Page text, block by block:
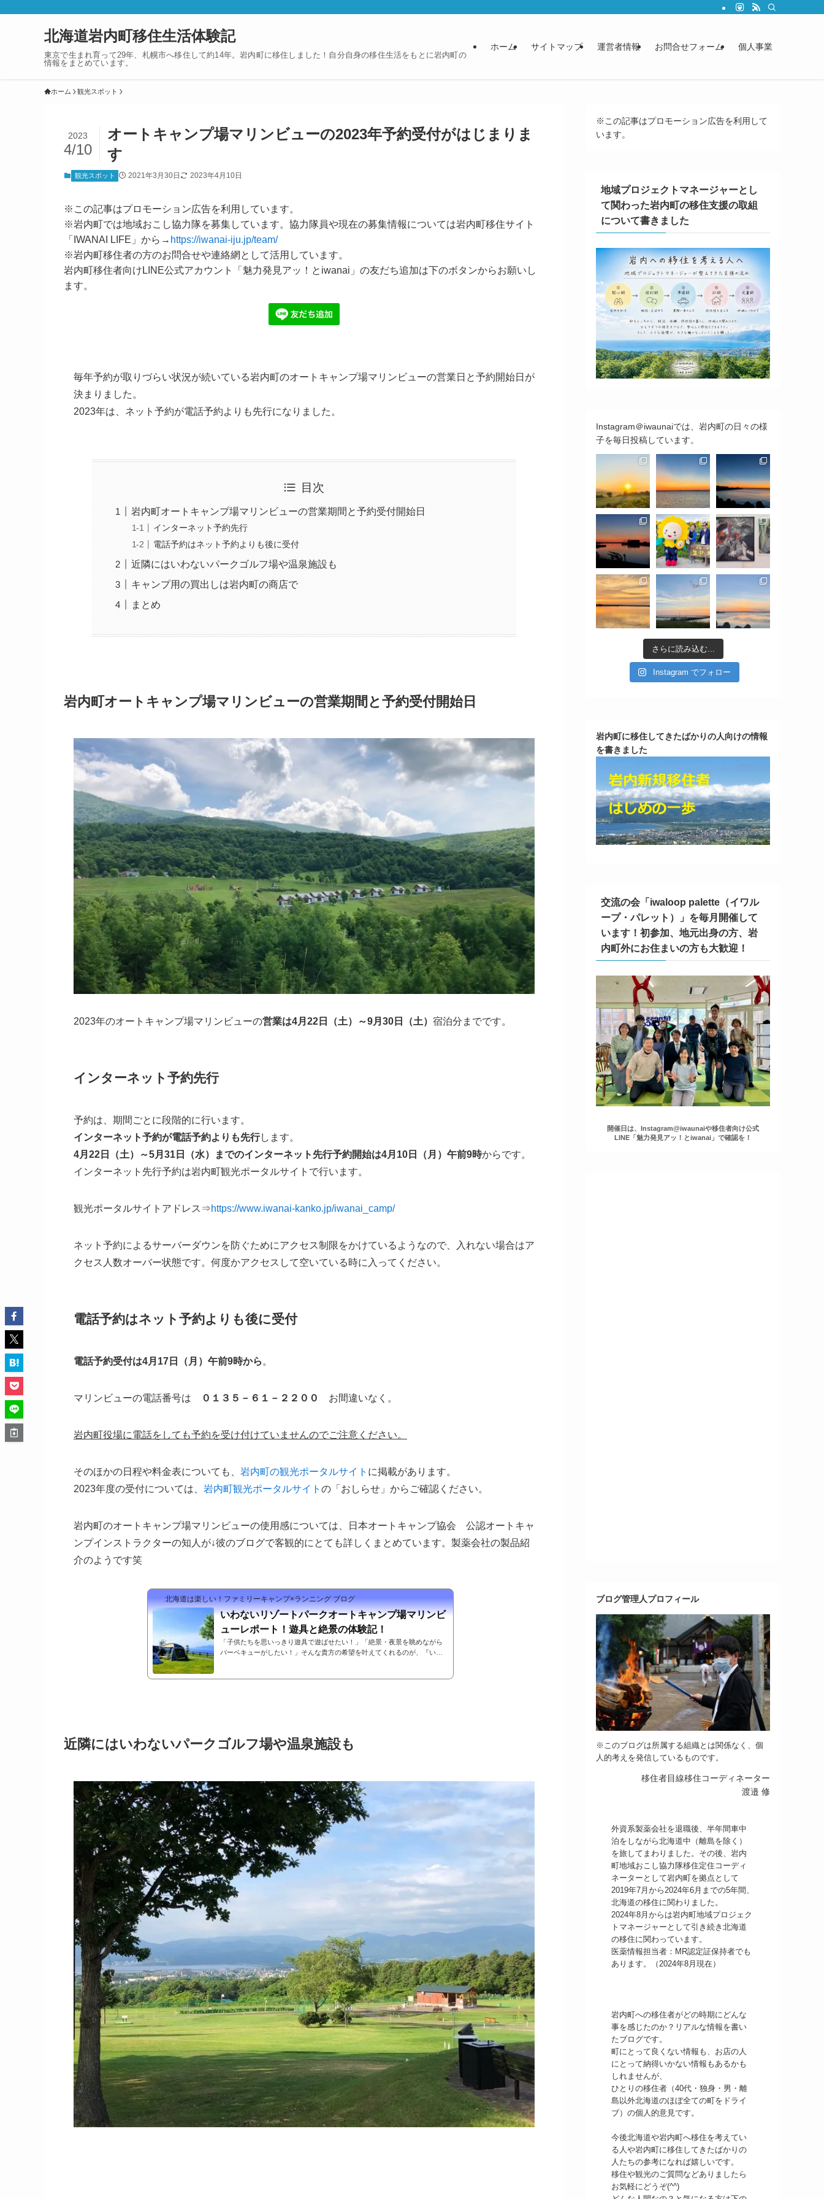
北海道岩内町移住生活体験記
東京で生まれ育って29年、札幌市へ移住して約14年。岩内町に移住しました！自分自身の移住生活をもとに岩内町の
情報をまとめています。
ホーム サイトマップ 運営者情報 お問合せフォーム 個人事業
ホーム 観光スポット
オートキャンプ場マリンビューの2023年予約受付がはじまりま
す
2023
4/10
観光スポット 2021年3月30日 2023年4月10日
※この記事はプロモーション広告を利用しています。
※岩内町では地域おこし協力隊を募集しています。協力隊員や現在の募集情報については岩内町移住サイト
「IWANAI LIFE」から→ https://iwanai-iju.jp/team/
※岩内町移住者の方のお問合せや連絡網として活用しています。
岩内町移住者向けLINE公式アカウント「魅力発見アッ！とiwanai」の友だち追加は下のボタンからお願いし
ます。
毎年予約が取りづらい状況が続いている岩内町のオートキャンプ場マリンビューの営業日と予約開始日が
決まりました。
2023年は、ネット予約が電話予約よりも先行になりました。
目次
岩内町オートキャンプ場マリンビューの営業期間と予約受付開始日
インターネット予約先行
電話予約はネット予約よりも後に受付
近隣にはいわないパークゴルフ場や温泉施設も
キャンプ用の買出しは岩内町の商店で
まとめ
岩内町オートキャンプ場マリンビューの営業期間と予約受付開始日
2023年のオートキャンプ場マリンビューの営業は4月22日（土）～9月30日（土） 宿泊分までです。
インターネット予約先行
予約は、期間ごとに段階的に行います。
インターネット予約が電話予約よりも先行します。
4月22日（土）～5月31日（水）までのインターネット先行予約開始は4月10日（月）午前9時からです。
インターネット先行予約は岩内町観光ポータルサイトで行います。
観光ポータルサイトアドレス⇒https://www.iwanai-kanko.jp/iwanai_camp/
ネット予約によるサーバーダウンを防ぐためにアクセス制限をかけているようなので、入れない場合はア
クセス人数オーバー状態です。何度かアクセスして空いている時に入ってください。
電話予約はネット予約よりも後に受付
電話予約受付は4月17日（月）午前9時から 。
マリンビューの電話番号は ０１３５－６１－２２００ お間違いなく。
岩内町役場に電話をしても予約を受け付けていませんのでご注意ください。
そのほかの日程や料金表についても、 岩内町の観光ポータルサイト に掲載があります。
2023年度の受付については、 岩内町観光ポータルサイト の「おしらせ」からご確認ください。
岩内町のオートキャンプ場マリンビューの使用感については、日本オートキャンプ協会 公認オートキャ
ンプインストラクターの知人が↓彼のブログで客観的にとても詳しくまとめています。製薬会社の製品紹
介のようです笑
北海道は楽しい！ファミリーキャンプ×ランニング ブログ
いわないリゾートパークオートキャンプ場マリンビ
ューレポート！遊具と絶景の体験記！
「子供たちを思いっきり遊具で遊ばせたい！」「絶景・夜景を眺めながら
バーベキューがしたい！」そんな貴方の希望を叶えてくれるのが、『いわ
近隣にはいわないパークゴルフ場や温泉施設も
※この記事はプロモーション広告を利用して
います。
地域プロジェクトマネージャーとし
て関わった岩内町の移住支援の取組
について書きました
Instagram＠iwaunaiでは、岩内町の日々の様
子を毎日投稿しています。
さらに読み込む...
Instagram でフォロー
岩内町に移住してきたばかりの人向けの情報
を書きました
交流の会「iwaloop palette（イワル
ープ・パレット）」を毎月開催して
います！初参加、地元出身の方、岩
内町外にお住まいの方も大歓迎！
開催日は、Instagram@iwaunaiや移住者向け公式
LINE「魅力発見アッ！とiwanai」で確認を！
ブログ管理人プロフィール
※このブログは所属する組織とは関係なく、個
人的考えを発信しているものです。
移住者目線移住コーディネーター
渡邉 修
外資系製薬会社を退職後、半年間車中
泊をしながら北海道中（離島を除く）
を旅してまわりました。その後、岩内
町地域おこし協力隊移住定住コーディ
ネーターとして岩内町を拠点として
2019年7月から2024年6月までの5年間、
北海道の移住に関わりました。
2024年8月からは岩内町地域プロジェク
トマネージャーとして引き続き北海道
の移住に関わっています。
医薬情報担当者：MR認定証保持者でも
あります。（2024年8月現在）
岩内町への移住者がどの時期にどんな
事を感じたのか？リアルな情報を書い
たブログです。
町にとって良くない情報も、お店の人
にとって納得いかない情報もあるかも
しれませんが、
ひとりの移住者（40代・独身・男・離
島以外北海道のほぼ全ての町をドライ
ブ）の個人的意見です。
今後北海道や岩内町へ移住を考えてい
る人や岩内町に移住してきたばかりの
人たちの参考になれば嬉しいです。
移住や観光のご質問などありましたら
お気軽にどうぞ(^^)